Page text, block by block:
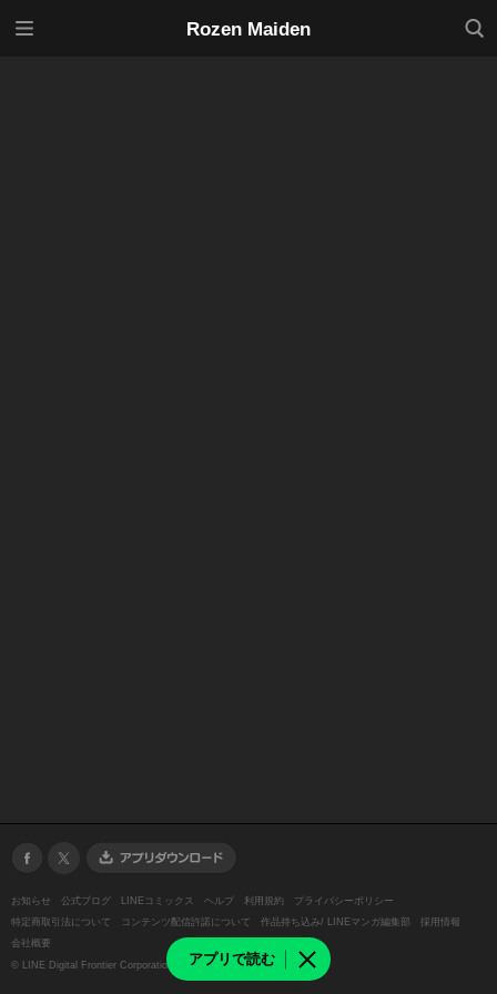
Rozen Maiden
検索
アプリで読む
お知らせ 公式ブログ LINEコミックス ヘルプ 利用規約
プライバシーポリシー
特定商取引法について
コンテンツ配信許諾について 作品持ち込み/ LINEマンガ編集部
採用情報
会社概要
© LINE Digital Frontier Corporation